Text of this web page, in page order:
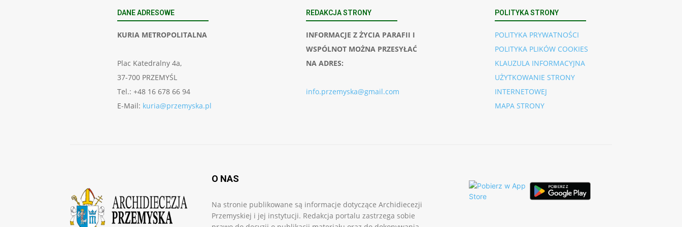
DANE ADRESOWE
KURIA METROPOLITALNA
Plac Katedralny 4a,
37-700 PRZEMYŚL
Tel.: +48 16 678 66 94
E-Mail: kuria@przemyska.pl
REDAKCJA STRONY
INFORMACJE Z ŻYCIA PARAFII I
WSPÓLNOT MOŻNA PRZESYŁAĆ
NA ADRES:
info.przemyska@gmail.com
POLITYKA STRONY
POLITYKA PRYWATNOŚCI
POLITYKA PLIKÓW COOKIES
KLAUZULA INFORMACYJNA
UŻYTKOWANIE STRONY
INTERNETOWEJ
MAPA STRONY
O NAS
Na stronie publikowane są informacje dotyczące Archidiecezji
Przemyskiej i jej instytucji. Redakcja portalu zastrzega sobie